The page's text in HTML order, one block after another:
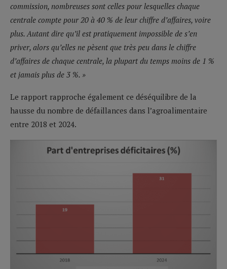
commission, nombreuses sont celles pour lesquelles chaque
centrale compte pour 20 à 40 % de leur chiffre d’affaires, voire
plus. Autant dire qu’il est pratiquement impossible de s’en
priver, alors qu’elles ne pèsent que très peu dans le chiffre
d’affaires de chaque centrale, la plupart du temps moins de 1 %
et jamais plus de 3 %. »
Le rapport rapproche également ce déséquilibre de la
hausse du nombre de défaillances dans l’agroalimentaire
entre 2018 et 2024.